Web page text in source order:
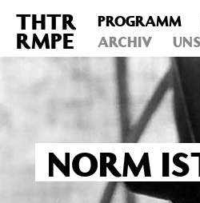
Deprecated : Die Funktion
includes/functions.phpon line
THTR
RMPE
PROGRAMM
ARCHIV
NORM